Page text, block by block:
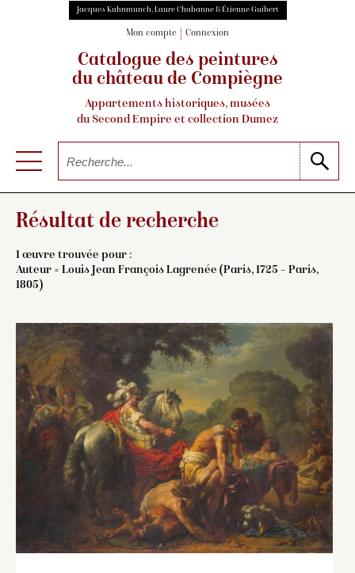
Jacques Kuhnmunch, Laure Chabanne & Étienne Guibert
Mon compte Connexion
Catalogue des peintures
du château de Compiègne
Appartements historiques, musées
du Second Empire et collection Dumez
Résultat de recherche
1 œuvre trouvée pour :
Auteur = Louis Jean François Lagrenée (Paris, 1725 – Paris,
1805)